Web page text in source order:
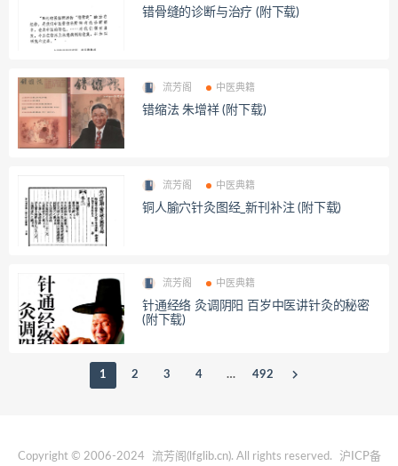
错骨缝的诊断与治疗 (附下载)
流芳阁 中医典籍
错缩法 朱增祥 (附下载)
流芳阁 中医典籍
铜人腧穴针灸图经_新刊补注 (附下载)
流芳阁 中医典籍
针通经络 灸调阴阳 百岁中医讲针灸的秘密
(附下载)
1 2 3 4 … 492
Copyright © 2006-2024 流芳阁(lfglib.cn). All rights reserved. 沪ICP备